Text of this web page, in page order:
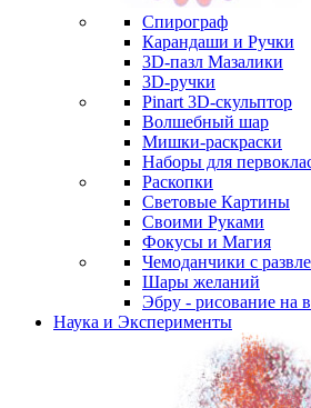
Спирограф
Карандаши и Ручки
3D-пазл Мазалики
3D-ручки
Pinart 3D-скульптор
Волшебный шар
Мишки-раскраски
Наборы для
Раскопки
Световые Картины
Своими Руками
Фокусы и Магия
Чемоданчики с
Шары желаний
Эбру - рисование на
Наука и Эксперименты